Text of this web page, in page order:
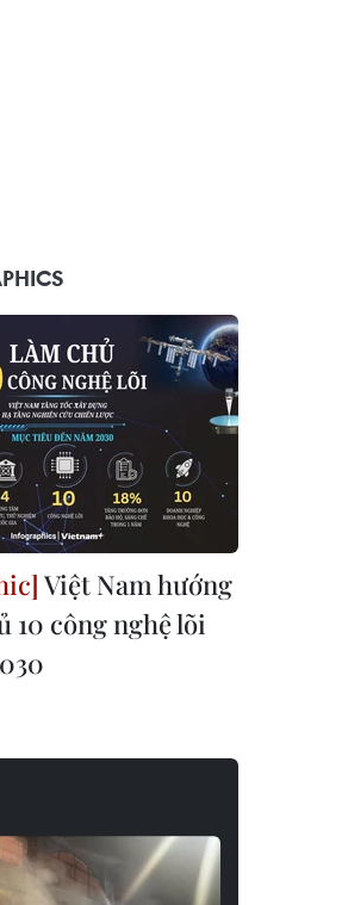
Việt Nam hướng
10 công nghệ lõi